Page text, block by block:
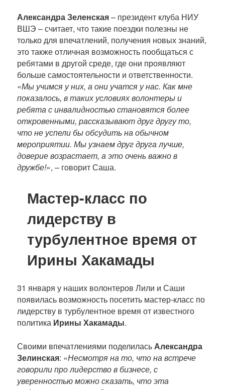
Александра Зеленская– президент клуба НИУ
ВШЭ – считает, что такие поездки полезны не
только для впечатлений, получения новых знаний,
это также отличная возможность пообщаться с
ребятами в другой среде, где они проявляют
больше самостоятельности и ответственности.
«Мы учимся у них, а они учатся у нас. Как мне
показалось, в таких условиях волонтеры и
ребята с инвалидностью становятся более
откровенными, рассказывают друг другу то,
что не успели бы обсудить на обычном
мероприятии. Мы узнаем друг друга лучше,
доверие возрастает, а это очень важно в
дружбе!», – говорит Саша.
Мастер-класс по
лидерству в
турбулентное время от
Ирины Хакамады
31 января у наших волонтеров Лили и Саши
появилась возможность посетить мастер-класс по
лидерству в турбулентное время от известного
политика Ирины Хакамады.
Своими впечатлениями поделиласьАлександра
Зелинская: «Несмотря на то, что на встрече
говорили про лидерство в бизнесе, с
уверенностью можно сказать, что эта